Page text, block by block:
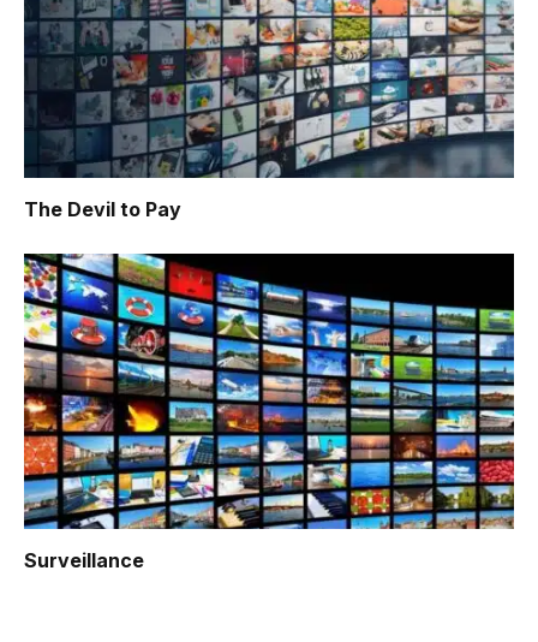
The Devil to Pay
Surveillance